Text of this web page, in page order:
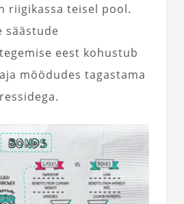
riigikassa teisel pool.
säästude
eest kohustub
möödudes tagastama